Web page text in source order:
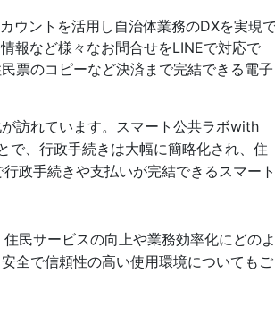
訪れています。スマート公共ラボwith
で、行政手続きは大幅に簡略化され、住
政手続きや支払いが完結できるスマート
民サービスの向上や業務効率化にどのよ
全で信頼性の高い使用環境についてもご